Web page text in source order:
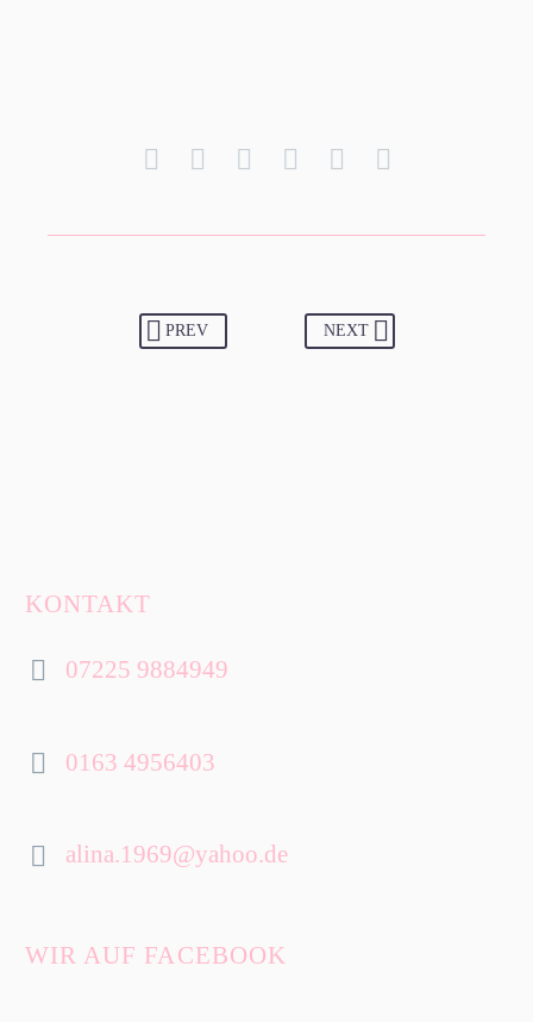
PREV NEXT
KONTAKT

 07225 9884949

 0163 4956403

 alina.1969@yahoo.de
WIR AUF FACEBOOK